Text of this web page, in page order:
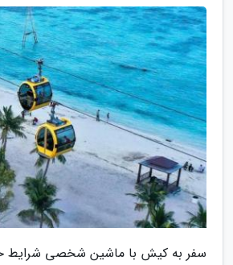
سفر به کیش با ماشین شخصی شرایط